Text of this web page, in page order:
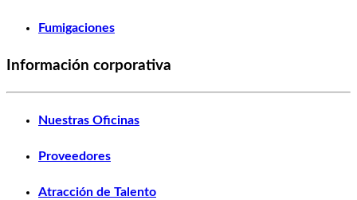
Fumigaciones
Información corporativa
Nuestras Oficinas
Proveedores
Atracción de Talento